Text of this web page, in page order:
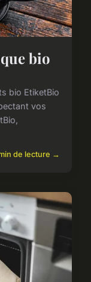
bio
bio EtiketBio
vos
de lecture →